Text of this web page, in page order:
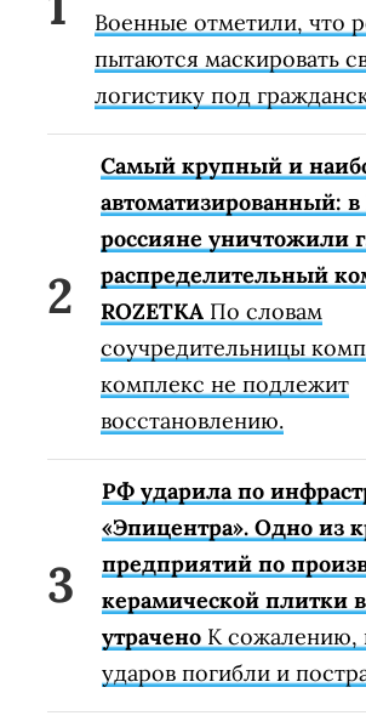
Военные отметили, что
пытаются маскировать
логистику под
Самый крупный и
автоматизированный: в
россияне уничтожили
распределительный
ROZETKA По словам
соучредительницы
комплекс не подлежит
восстановлению.
РФ ударила по
«Эпицентра». Одно из
предприятий по
керамической плитки
утрачено К сожалению,
ударов погибли и